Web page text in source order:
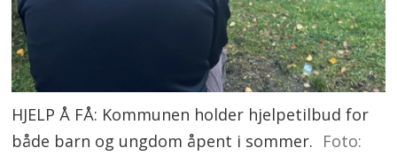
HJELP Å FÅ: Kommunen holder hjelpetilbud for
både barn og ungdom åpent i sommer. Foto: